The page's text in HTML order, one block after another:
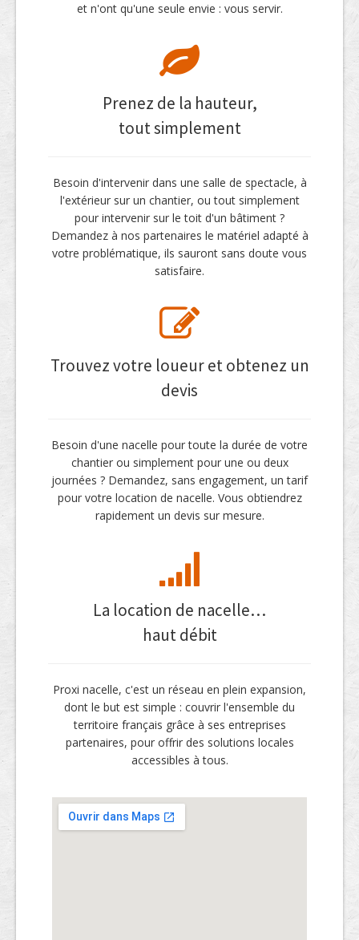
et n'ont qu'une seule envie : vous servir.
Prenez de la hauteur,
tout simplement
Besoin d'intervenir dans une salle de spectacle, à
l'extérieur sur un chantier, ou tout simplement
pour intervenir sur le toit d'un bâtiment ?
Demandez à nos partenaires le matériel adapté à
votre problématique, ils sauront sans doute vous
satisfaire.
Trouvez votre loueur et obtenez un
devis
Besoin d'une nacelle pour toute la durée de votre
chantier ou simplement pour une ou deux
journées ? Demandez, sans engagement, un tarif
pour votre location de nacelle. Vous obtiendrez
rapidement un devis sur mesure.
La location de nacelle…
haut débit
Proxi nacelle, c'est un réseau en plein expansion,
dont le but est simple : couvrir l'ensemble du
territoire français grâce à ses entreprises
partenaires, pour offrir des solutions locales
accessibles à tous.